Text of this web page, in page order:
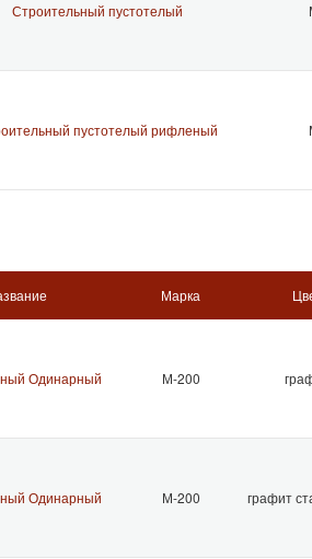
Строительный пустотелый
пустотелый рифленый
Марка
Одинарный М-200
Одинарный М-200 графит